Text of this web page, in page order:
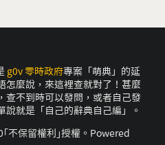
g0v 零時政府專案「萌典」的延
怎麼說，來這裡查就對了！甚麼
查不到時可以發問，或者自己發
說就是「自己的辭典自己編」。
不保留權利｣授權。Powered